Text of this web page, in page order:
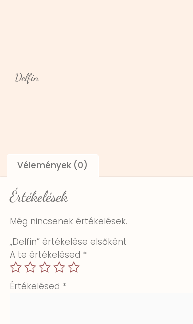
Delfin
Vélemények (0)
Értékelések
Még nincsenek értékelések.
„Delfin” értékelése elsőként
A te értékelésed *
Értékelésed *